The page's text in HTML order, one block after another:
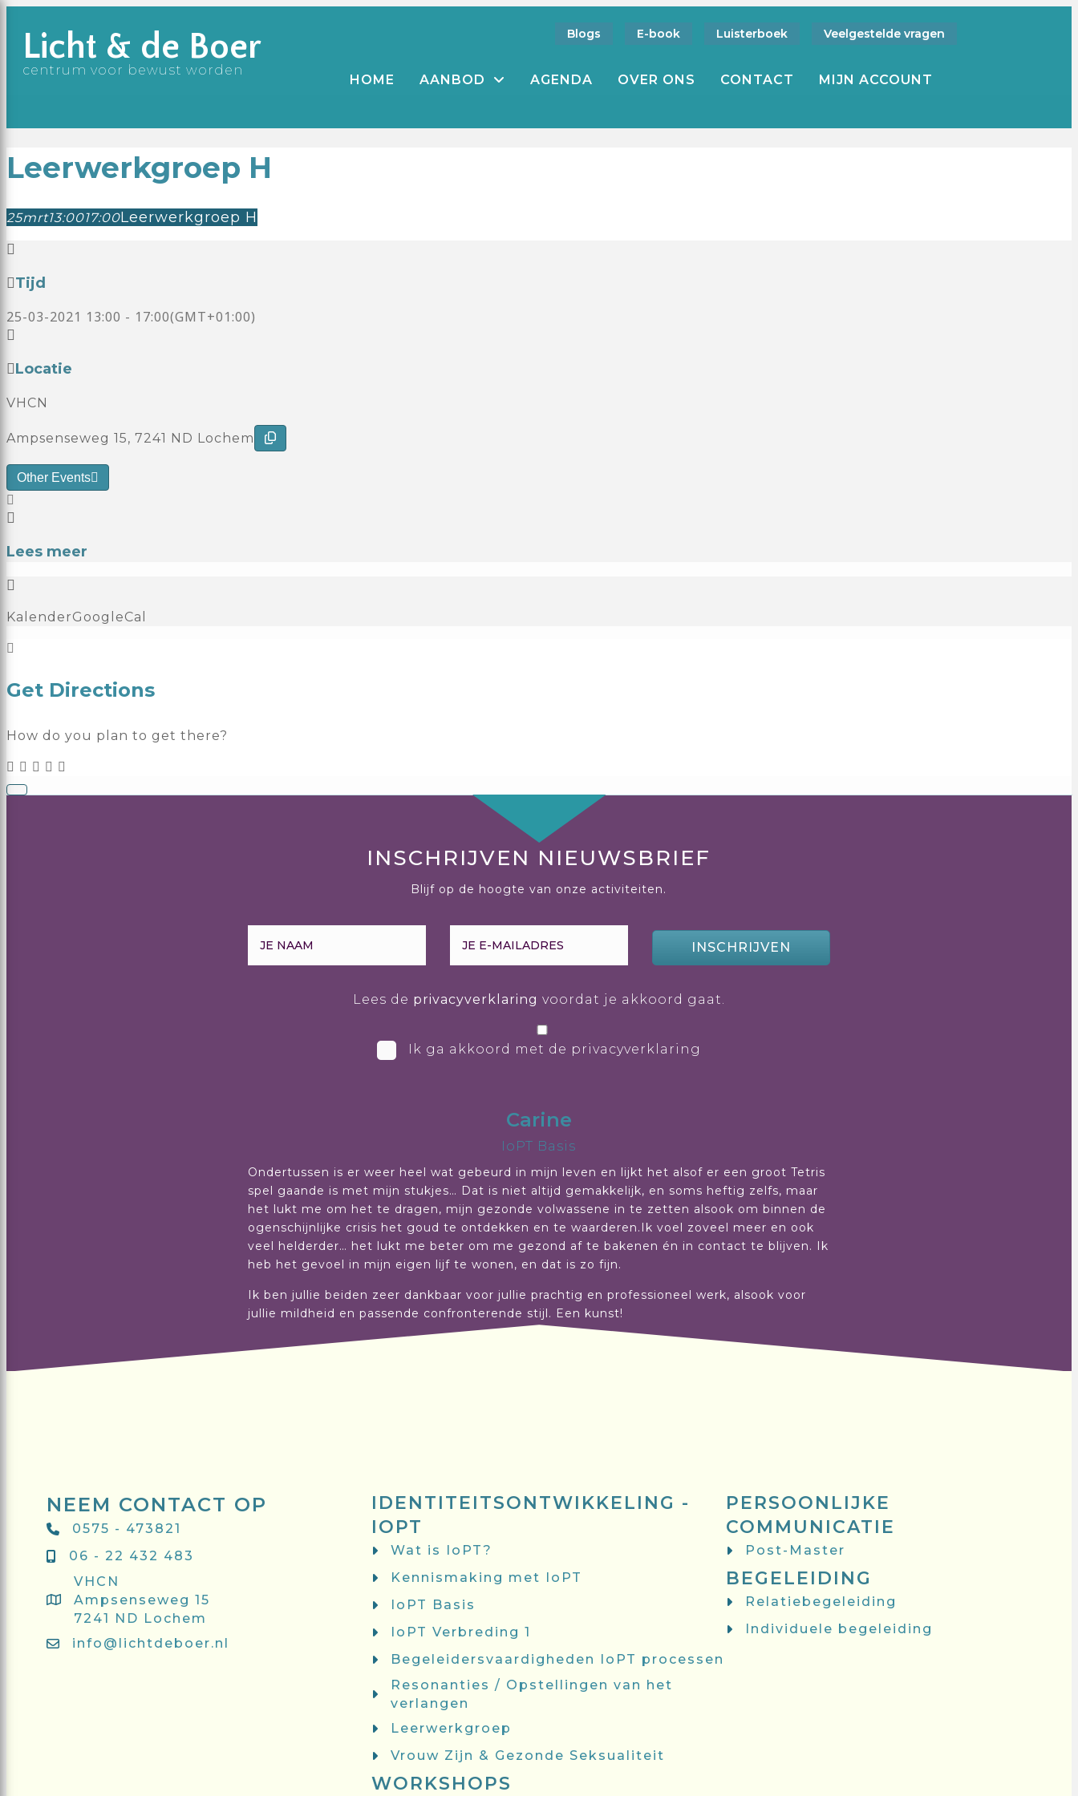
Licht & de Boer
centrum voor bewust worden
Blogs E-book Luisterboek Veelgestelde vragen
HOME AANBOD AGENDA OVER ONS CONTACT MIJN ACCOUNT
Leerwerkgroep H
25mrt13:0017:00Leerwerkgroep H
Tijd
25-03-2021 13:00 - 17:00(GMT+01:00)
Locatie
VHCN
Ampsenseweg 15, 7241 ND Lochem
Other Events
Lees meer
KalenderGoogleCal
Get Directions
How do you plan to get there?
INSCHRIJVEN NIEUWSBRIEF
Blijf op de hoogte van onze activiteiten.
INSCHRIJVEN
Lees de privacyverklaring voordat je akkoord gaat.
Ik ga akkoord met de privacyverklaring
Carine
IoPT Basis
Ondertussen is er weer heel wat gebeurd in mijn leven en lijkt het alsof er een groot Tetris
spel gaande is met mijn stukjes… Dat is niet altijd gemakkelijk, en soms heftig zelfs, maar
het lukt me om het te dragen, mijn gezonde volwassene in te zetten alsook om binnen de
ogenschijnlijke crisis het goud te ontdekken en te waarderen.Ik voel zoveel meer en ook
veel helderder… het lukt me beter om me gezond af te bakenen én in contact te blijven. Ik
heb het gevoel in mijn eigen lijf te wonen, en dat is zo fijn.
Ik ben jullie beiden zeer dankbaar voor jullie prachtig en professioneel werk, alsook voor
jullie mildheid en passende confronterende stijl. Een kunst!
NEEM CONTACT OP
0575 - 473821
06 - 22 432 483
VHCN
Ampsenseweg 15
7241 ND Lochem
info@lichtdeboer.nl
IDENTITEITSONTWIKKELING -
IOPT
Wat is IoPT?
Kennismaking met IoPT
IoPT Basis
IoPT Verbreding 1
Begeleidersvaardigheden IoPT processen
Resonanties / Opstellingen van het
verlangen
Leerwerkgroep
Vrouw Zijn & Gezonde Seksualiteit
WORKSHOPS
PERSOONLIJKE
COMMUNICATIE
Post-Master
BEGELEIDING
Relatiebegeleiding
Individuele begeleiding